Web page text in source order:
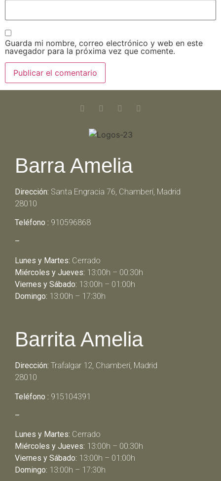
Guarda mi nombre, correo electrónico y web en este
navegador para la próxima vez que comente.
Barra Amelia
Dirección: Santa Engracia 76, Chamberí, Madrid
28010
Teléfono : 910596868
–
Lunes y Martes: Cerrado
Miércoles y Jueves: 13:00h – 00:30h
Viernes y Sábado: 13:00h – 01:00h
Domingo: 13:00h – 17:30h
Barrita Amelia
Dirección: Trafalgar 12, Chamberí, Madrid
28010
Teléfono : 915104391
–
Lunes y Martes: Cerrado
Miércoles y Jueves: 13:00h – 00:30h
Viernes y Sábado: 13:00h – 01:00h
Domingo: 13:00h – 17:30h